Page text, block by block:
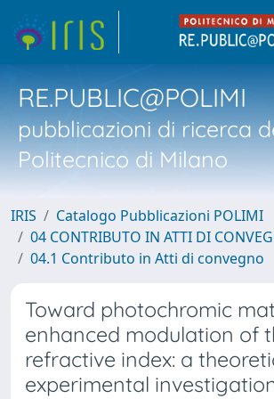
RE.PUBLIC@POLIMI
pubblicazioni di ricerca
Politecnico di Milano
IRIS
Catalogo Pubblicazioni POLIMI
04 CONTRIBUTO IN ATTI DI
04.1 Contributo in Atti di convegno
Toward photochromic
enhanced modulation of
refractive index: a
experimental